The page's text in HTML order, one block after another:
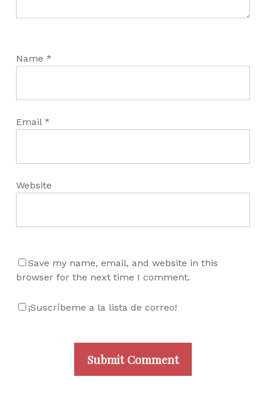
Name *
Email *
Website
Save my name, email, and website in this
browser for the next time I comment.
¡Suscríbeme a la lista de correo!